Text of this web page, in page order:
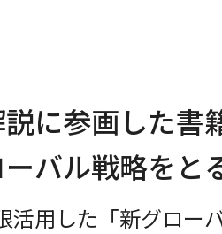
説に参画した
バル戦略をと
活用した「新グロー